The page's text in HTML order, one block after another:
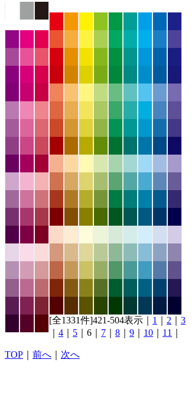
[全1331件]421-504表示｜ 1 2
3
4 5 ｜6｜ 7 8 9 10 11
TOP 前へ 次へ